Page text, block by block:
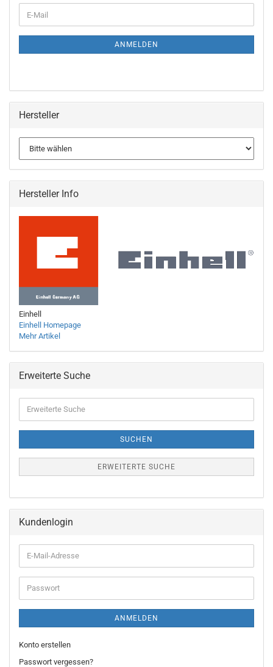
ZUR
E-
Mail
ANMELDEN
Hersteller
Hersteller Info
Einhell
Einhell Homepage
Mehr Artikel
Erweiterte Suche
Suche
SUCHEN
ERWEITERTE SUCHE
Kundenlogin
E-
Mail-
Adresse
Passwort
ANMELDEN
Konto erstellen
Passwort vergessen?